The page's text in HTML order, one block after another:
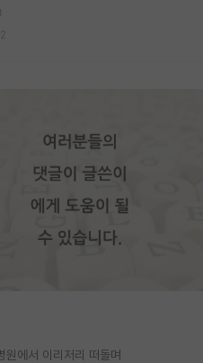
원에서 이리저리 떠돌며